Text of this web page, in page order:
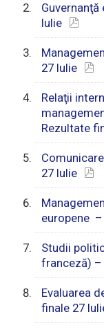
Iulie
27 Iulie
Relaţii
Rezultate
27 Iulie
europene –
Studii
franceză) –
Evaluarea
finale 27